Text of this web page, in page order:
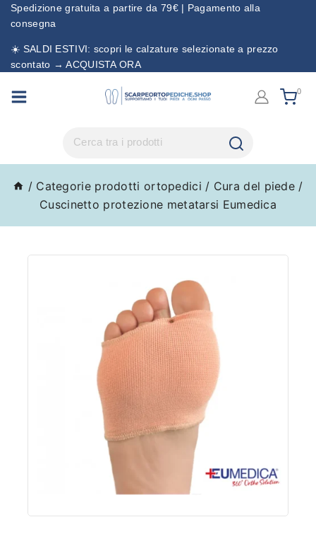
Spedizione gratuita a partire da 79€ | Pagamento alla
consegna
☀️ SALDI ESTIVI: scopri le calzature selezionate a prezzo
scontato → ACQUISTA ORA
0
/ Categorie prodotti ortopedici / Cura del piede /
Cuscinetto protezione metatarsi Eumedica